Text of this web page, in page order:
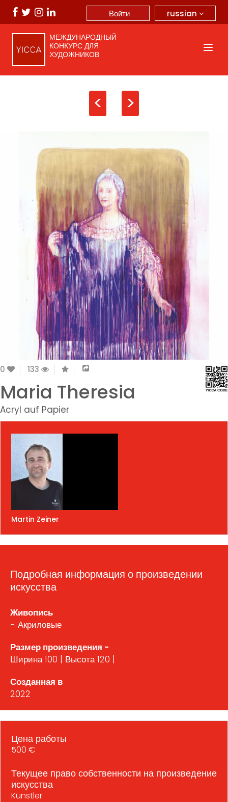
russian
Войти
МЕЖДУНАРОДНЫЙ
КОНКУРС ДЛЯ
ХУДОЖНИКОВ
< >
0 133
Maria Theresia
Acryl auf Papier
Martin Zeiner
Подробная информация о произведении
искусства
Живопись
- Акриловые
Размер произведения -
Ширина 100 | Высота 120 |
Созданная в
2022
Цена работы
500 €
Текущее право собственности на произведение
искусства
Künstler